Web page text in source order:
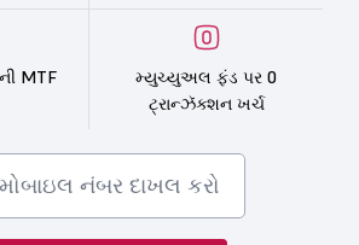
MTF
મ્યુચ્યુઅલ ફંડ પર 0
ટ્રાન્ઝૅક્શન ખર્ચ